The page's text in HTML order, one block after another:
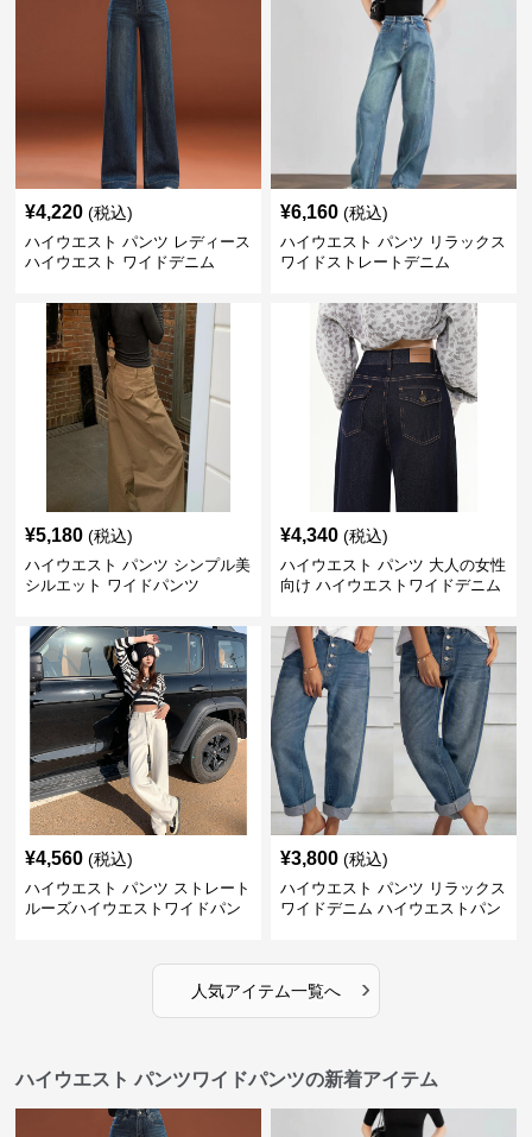
¥4,220 (税込)
ハイウエスト パンツ レディース
ハイウエスト ワイドデニム
¥6,160 (税込)
ハイウエスト パンツ リラックス
ワイドストレートデニム
¥5,180 (税込)
ハイウエスト パンツ シンプル美
シルエット ワイドパンツ
¥4,340 (税込)
ハイウエスト パンツ 大人の女性
向け ハイウエストワイドデニム
¥4,560 (税込)
ハイウエスト パンツ ストレート
ルーズハイウエストワイドパン
¥3,800 (税込)
ハイウエスト パンツ リラックス
ワイドデニム ハイウエストパン
人気アイテム一覧へ ›
ハイウエスト パンツワイドパンツの新着アイテム